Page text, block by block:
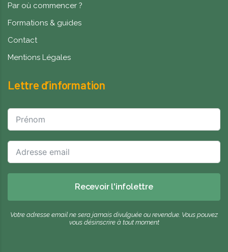
Par où commencer ?
Formations & guides
Contact
Mentions Légales
Lettre d’information
Recevoir l'infolettre
Votre adresse email ne sera jamais divulguée ou revendue. Vous pouvez
vous désinscrire à tout moment